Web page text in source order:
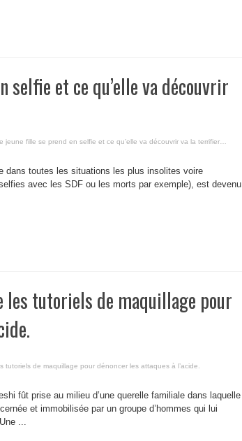
selfie et ce qu’elle va découvrir
jeune fille se prend en selfie et ce qu’elle va découvrir va la terrifier…
dans toutes les situations les plus insolites voire
avec les SDF ou les morts par exemple), est devenu
tutoriels de maquillage pour
tutoriels de maquillage pour dénoncer les attaques à l’acide.
fût prise au milieu d’une querelle familiale dans laquelle
et immobilisée par un groupe d’hommes qui lui
...